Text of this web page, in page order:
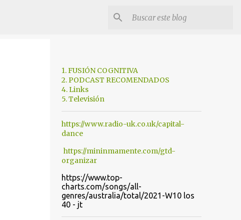
1. FUSIÓN COGNITIVA
2. PODCAST RECOMENDADOS
4. Links
5. Televisión
https://www.radio-uk.co.uk/capital-
dance
https://mininmamente.com/gtd-
organizar
https://www.top-
charts.com/songs/all-
genres/australia/total/2021-W10 los
40 - jt